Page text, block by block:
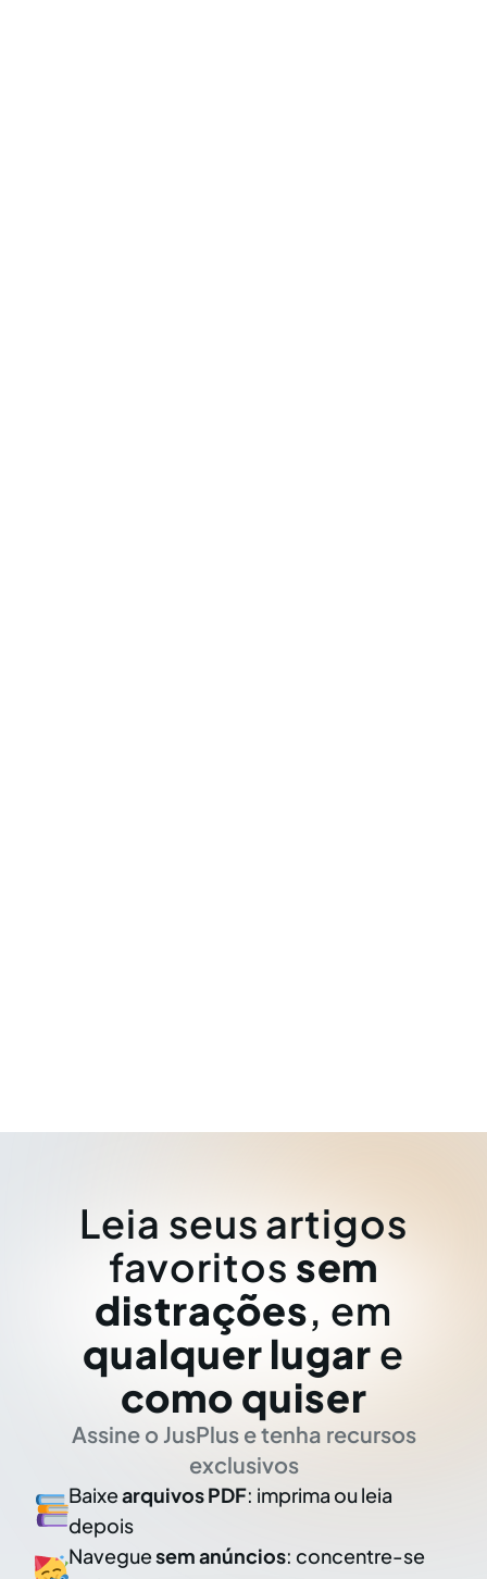
Leia seus artigos
favoritos sem
distrações, em
qualquer lugar e
como quiser
Assine o JusPlus e tenha recursos
exclusivos
Baixearquivos PDF: imprima ou leia
depois
Naveguesem anúncios: concentre-se